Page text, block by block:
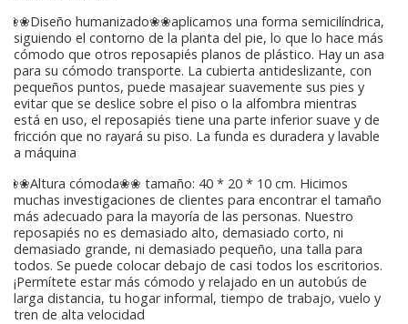
❀❀Diseño humanizado❀❀aplicamos una forma semicilíndrica,
siguiendo el contorno de la planta del pie, lo que lo hace más
cómodo que otros reposapiés planos de plástico. Hay un asa
para su cómodo transporte. La cubierta antideslizante, con
pequeños puntos, puede masajear suavemente sus pies y
evitar que se deslice sobre el piso o la alfombra mientras
está en uso, el reposapiés tiene una parte inferior suave y de
fricción que no rayará su piso. La funda es duradera y lavable
a máquina
❀❀Altura cómoda❀❀ tamaño: 40 * 20 * 10 cm. Hicimos
muchas investigaciones de clientes para encontrar el tamaño
más adecuado para la mayoría de las personas. Nuestro
reposapiés no es demasiado alto, demasiado corto, ni
demasiado grande, ni demasiado pequeño, una talla para
todos. Se puede colocar debajo de casi todos los escritorios.
¡Permítete estar más cómodo y relajado en un autobús de
larga distancia, tu hogar informal, tiempo de trabajo, vuelo y
tren de alta velocidad